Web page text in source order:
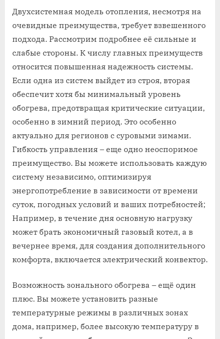
Двухсистемная модель отопления, несмотря на
очевидные преимущества, требует взвешенного
подхода. Рассмотрим подробнее её сильные и
слабые стороны. К числу главных преимуществ
относится повышенная надежность системы.
Если одна из систем выйдет из строя, вторая
обеспечит хотя бы минимальный уровень
обогрева, предотвращая критические ситуации,
особенно в зимний период. Это особенно
актуально для регионов с суровыми зимами.
Гибкость управления – еще одно неоспоримое
преимущество. Вы можете использовать каждую
систему независимо, оптимизируя
энергопотребление в зависимости от времени
суток, погодных условий и ваших потребностей;
Например, в течение дня основную нагрузку
может брать экономичный газовый котел, а в
вечернее время, для создания дополнительного
комфорта, включается электрический конвектор.
Возможность зонального обогрева – ещё один
плюс. Вы можете установить разные
температурные режимы в различных зонах
дома, например, более высокую температуру в